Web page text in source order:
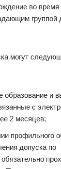
во время
группой
могут
и
с
2 месяцев;
профильного
допуска по